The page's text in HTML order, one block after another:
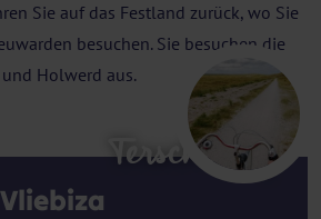
Sie auf das Festland zurück, wo Sie
besuchen. Sie besuchen die
Holwerd aus.
Terschelling